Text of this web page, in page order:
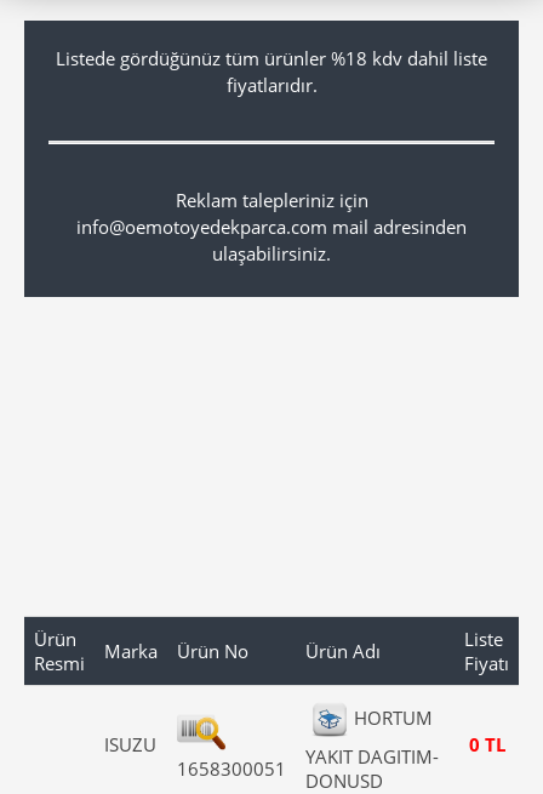
Listede gördüğünüz tüm ürünler %18 kdv dahil liste
fiyatlarıdır.
Reklam talepleriniz için
info@oemotoyedekparca.com mail adresinden
ulaşabilirsiniz.
Ürün
Resmi
Marka Ürün No Ürün Adı
Liste
Fiyatı
ISUZU
1658300051
HORTUM
YAKIT DAGITIM-
DONUSD
0 TL